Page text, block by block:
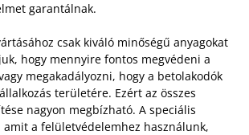
garantálnak.
csak kiváló minőségű anyagokat
hogy mennyire fontos megvédeni a
megakadályozni, hogy a betolakodók
területére. Ezért az összes
nagyon megbízható. A speciális
a felületvédelemhez használunk,